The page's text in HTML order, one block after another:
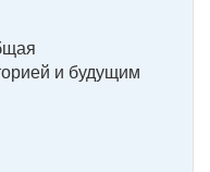
и будущим